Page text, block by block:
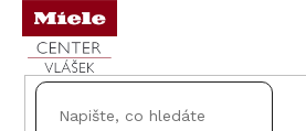
Přejít
obsah